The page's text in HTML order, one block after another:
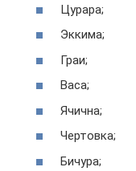
Цурара;
Эккима;
Граи;
Васа;
Ячична;
Чертовка;
Бичура;